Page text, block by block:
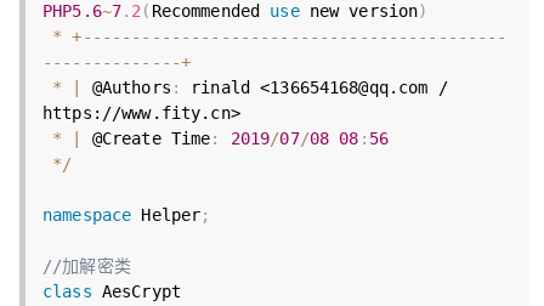
PHP5 .6~7. 2( Recommended use new version)
* +-- -- -- -- -- -- -- -- -- -- -- -- -- -- -- -- -- -- -- -- -- -
- -- -- -- -- -- -- -+
*
@Authors : rinald <136654168@qq.com /
https://www.fity.cn>
*
@Create Time: 2019/07/08 08 : 56
*/
namespace Helper;
//加解密类
class AesCrypt